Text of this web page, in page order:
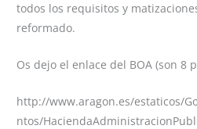
todos los requisitos y
reformado.
Os dejo el enlace del BOA (son 8
http://www.aragon.es/estaticos/
ntos/